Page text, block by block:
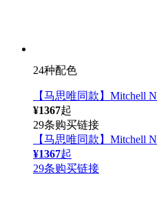
24种配色
【马思唯同款】Mitchell
¥1367起
29条购买链接
【马思唯同款】Mitchell
¥1367起
29条购买链接